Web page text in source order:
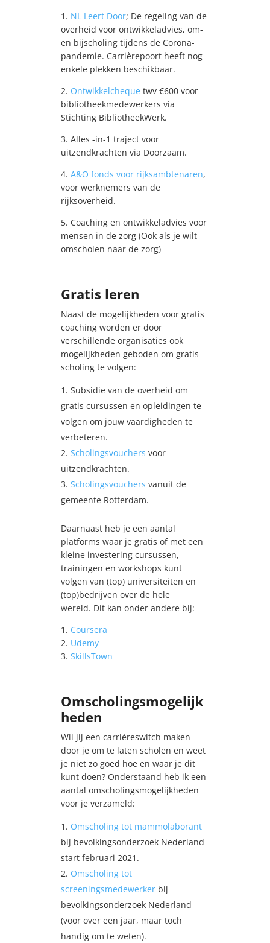
1. NL Leert Door; De regeling van de
overheid voor ontwikkeladvies, om-
en bijscholing tijdens de Corona-
pandemie. Carrièrepoort heeft nog
enkele plekken beschikbaar.
2. Ontwikkelcheque twv €600 voor
bibliotheekmedewerkers via
Stichting BibliotheekWerk.
3. Alles -in-1 traject voor
uitzendkrachten via Doorzaam.
4. A&O fonds voor rijksambtenaren,
voor werknemers van de
rijksoverheid.
5. Coaching en ontwikkeladvies voor
mensen in de zorg (Ook als je wilt
omscholen naar de zorg)
Gratis leren
Naast de mogelijkheden voor gratis
coaching worden er door
verschillende organisaties ook
mogelijkheden geboden om gratis
scholing te volgen:
Subsidie van de overheid om
gratis cursussen en opleidingen te
volgen om jouw vaardigheden te
verbeteren.
Scholingsvouchers voor
uitzendkrachten.
Scholingsvouchers vanuit de
gemeente Rotterdam.
Daarnaast heb je een aantal
platforms waar je gratis of met een
kleine investering cursussen,
trainingen en workshops kunt
volgen van (top) universiteiten en
(top)bedrijven over de hele
wereld. Dit kan onder andere bij:
1. Coursera
2. Udemy
3. SkillsTown
Omscholingsmogelijk
heden
Wil jij een carrièreswitch maken
door je om te laten scholen en weet
je niet zo goed hoe en waar je dit
kunt doen? Onderstaand heb ik een
aantal omscholingsmogelijkheden
voor je verzameld:
Omscholing tot mammolaborant
bij bevolkingsonderzoek Nederland
start februari 2021.
Omscholing tot
screeningsmedewerkerbij
bevolkingsonderzoek Nederland
(voor over een jaar, maar toch
handig om te weten).